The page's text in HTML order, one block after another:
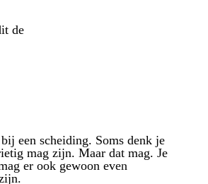
de
bij een scheiding. Soms denk je
mag zijn. Maar dat mag. Je
er ook gewoon even